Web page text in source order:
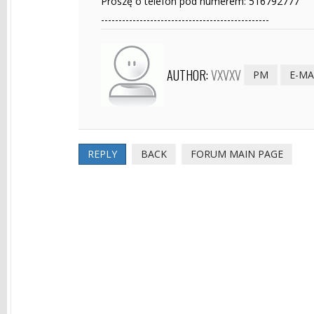
------------------------------------------------
AUTHOR:VXVXV PM E-
REPLY BACK FORUM MAIN PAGE